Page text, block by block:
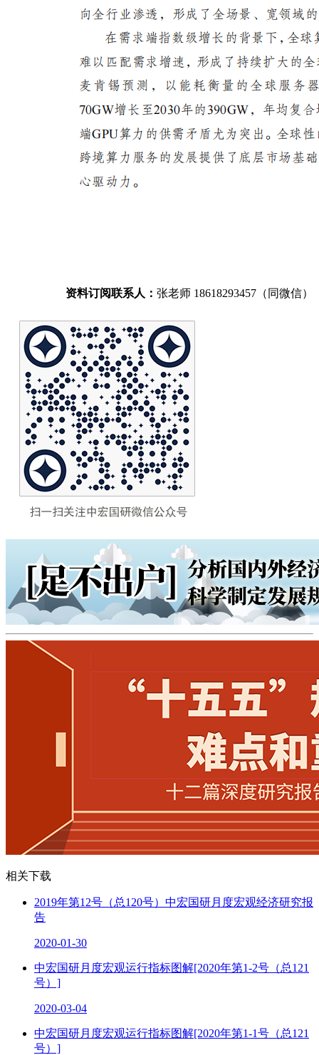
资料订阅联系人： 张老师 18618293457（同微信）
相关下载
2019年第12号（总120号）中宏国研月度宏观经济研究报
告
2020-01-30
中宏国研月度宏观运行指标图解[2020年第1-2号（总121
号）]
2020-03-04
中宏国研月度宏观运行指标图解[2020年第1-1号（总121
号）]